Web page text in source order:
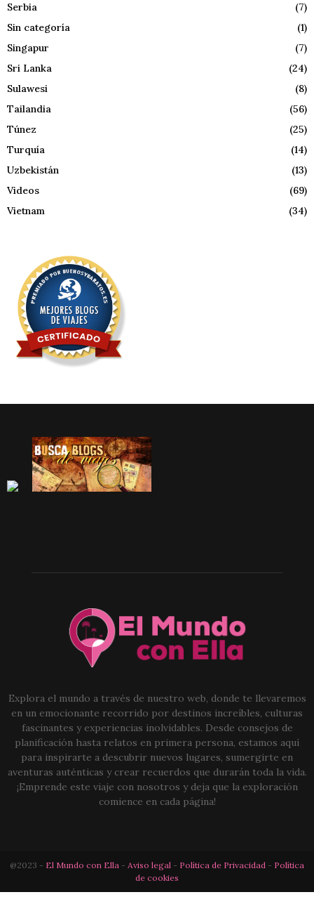
Serbia
(7)
Sin categoría
(1)
Singapur
(7)
Sri Lanka
(24)
Sulawesi
(8)
Tailandia
(56)
Túnez
(25)
Turquía
(14)
Uzbekistán
(13)
Videos
(69)
Vietnam
(34)
Explora el mundo a través de nuestro web, donde te llevaremos
en un emocionante recorrido por destinos increíbles, culturas
fascinantes y experiencias inolvidables. Desde consejos de
planificación hasta relatos en primera persona, estamos aquí
para inspirarte a descubrir nuevos lugares, sumergirte en
aventuras auténticas y crear recuerdos que durarán toda la vida.
¡Emprende este viaje con nosotros y deja que la exploración
comience en cada página!
@2023 - El Mundo con Ella - Aviso legal - Política de Privacidad - Política
de cookies